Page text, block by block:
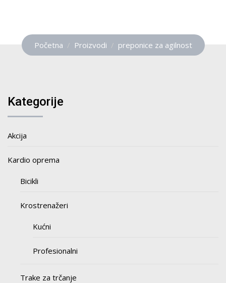
Početna Proizvodi preponice za agilnost
Kategorije
Akcija
Kardio oprema
Bicikli
Krostrenažeri
Kućni
Profesionalni
Trake za trčanje